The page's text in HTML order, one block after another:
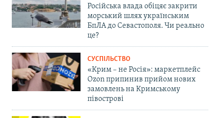
Російська влада обіцяє закрити
морський шлях українським
БпЛА до Севастополя. Чи реально
це?
СУСПІЛЬСТВО
«Крим – не Росія»: маркетплейс
Ozon припинив прийом нових
замовлень на Кримському
півострові